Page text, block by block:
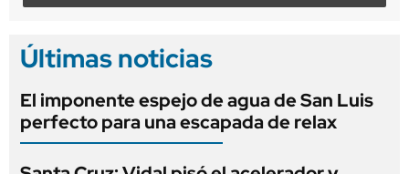
Últimas noticias
El imponente espejo de agua de San Luis
perfecto para una escapada de relax